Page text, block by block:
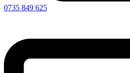
0735 849 625